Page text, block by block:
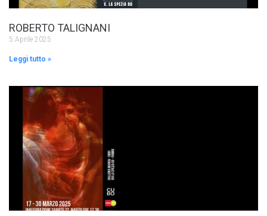
ROBERTO TALIGNANI
5 Aprile 2025
Leggi tutto »